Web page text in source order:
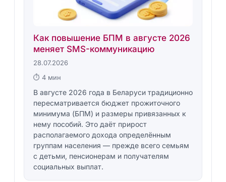
Как повышение БПМ в августе 2026
меняет SMS-коммуникацию
28.07.2026
⏱ 4 мин
В августе 2026 года в Беларуси традиционно
пересматривается бюджет прожиточного
минимума (БПМ) и размеры привязанных к
нему пособий. Это даёт прирост
располагаемого дохода определённым
группам населения — прежде всего семьям
с детьми, пенсионерам и получателям
социальных выплат.